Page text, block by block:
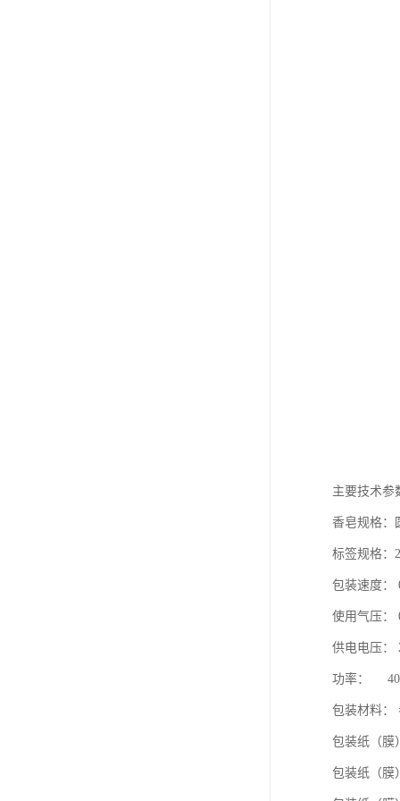
主要技术参
香皂规格：
标签规格：
包装速度：
使用气压：
供电电压：
功率：
包装材料：
包装纸（
包装纸（